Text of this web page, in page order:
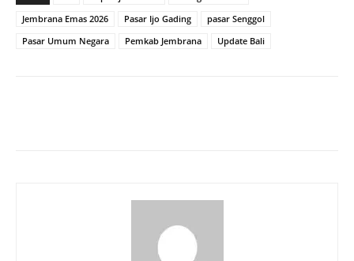
Jembrana Emas 2026
Pasar Ijo Gading
pasar Senggol
Pasar Umum Negara
Pemkab Jembrana Update Bali